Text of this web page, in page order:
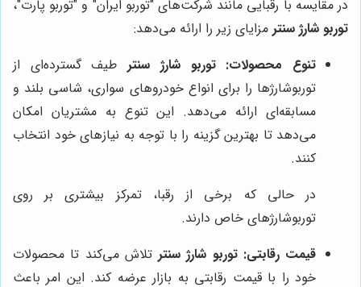
در مقایسه با رقبایی مانند شرکت‌های "توربو ایران" و "توربو پارت"،
توربو شارژ سنتر مزایای زیر را ارائه می‌دهد:
تنوع محصولات: توربو شارژ سنتر طیف گسترده‌ای از
توربوشارژها را برای انواع خودروهای سواری، شاسی بلند و
مسابقه‌ای ارائه می‌دهد. این تنوع به مشتریان امکان
می‌دهد تا بهترین گزینه را با توجه به نیازهای خود انتخاب
کنند.
در حالی که برخی از رقبا، تمرکز بیشتری بر روی
توربوشارژهای خاص دارند.
قیمت رقابتی: توربو شارژ سنتر تلاش می‌کند تا محصولات
خود را با قیمت رقابتی به بازار عرضه کند. این امر باعث